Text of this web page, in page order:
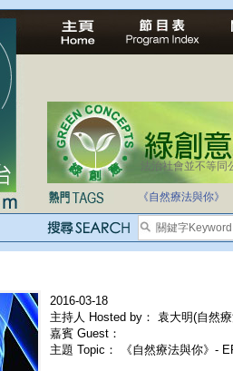
法治社會並不等同
《自然療法與你》
2016-03-18
主持人 Hosted by： 袁大明(自然
嘉賓 Guest：
主題 Topic： 《自然療法與你》-